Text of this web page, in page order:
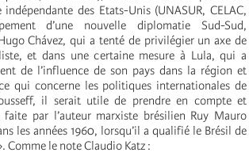
des Etats-Unis (UNASUR, CELAC,
d’une nouvelle diplomatie Sud-Sud,
Chávez, qui a tenté de privilégier un axe de
et dans une certaine mesure à Lula, qui a
de l’influence de son pays dans la région et
qui concerne les politiques internationales de
il serait utile de prendre en compte et
faite par l’auteur marxiste brésilien Ruy Mauro
les années 1960, lorsqu’il a qualifié le Brésil de
Comme le note Claudio Katz :